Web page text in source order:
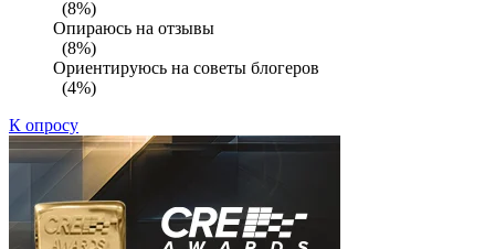
(8%)
Опираюсь на отзывы
(8%)
Ориентируюсь на советы блогеров
(4%)
К опросу